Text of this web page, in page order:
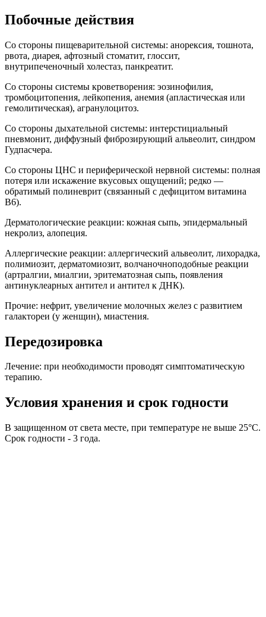
Побочные действия
Со стороны пищеварительной системы: анорексия, тошнота,
рвота, диарея, афтозный стоматит, глоссит,
внутрипеченочный холестаз, панкреатит.
Со стороны системы кроветворения: эозинофилия,
тромбоцитопения, лейкопения, анемия (апластическая или
гемолитическая), агранулоцитоз.
Со стороны дыхательной системы: интерстициальный
пневмонит, диффузный фиброзирующий альвеолит, синдром
Гудпасчера.
Со стороны ЦНС и периферической нервной системы: полная
потеря или искажение вкусовых ощущений; редко —
обратимый полиневрит (связанный с дефицитом витамина
B6).
Дерматологические реакции: кожная сыпь, эпидермальный
некролиз, алопеция.
Аллергические реакции: аллергический альвеолит, лихорадка,
полимиозит, дерматомиозит, волчаночноподобные реакции
(артралгии, миалгии, эритематозная сыпь, появления
антинуклеарных антител и антител к ДНК).
Прочие: нефрит, увеличение молочных желез с развитием
галактореи (у женщин), миастения.
Передозировка
Лечение: при необходимости проводят симптоматическую
терапию.
Условия хранения и срок годности
В защищенном от света месте, при температуре не выше 25°C.
Срок годности - 3 года.